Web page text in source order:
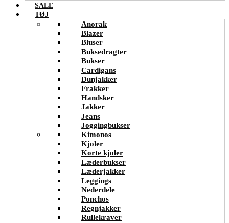
SALE
TØJ
Anorak
Blazer
Bluser
Buksedragter
Bukser
Cardigans
Dunjakker
Frakker
Handsker
Jakker
Jeans
Joggingbukser
Kimonos
Kjoler
Korte kjoler
Læderbukser
Læderjakker
Leggings
Nederdele
Ponchos
Regnjakker
Rullekraver